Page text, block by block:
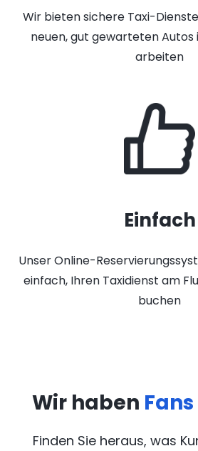
Wir bieten sichere Taxi-
neuen, gut gewarteten
arbeiten
Einfach
Unser Online-
einfach, Ihren Taxidienst am
buchen
Wir haben
Finden Sie heraus, was